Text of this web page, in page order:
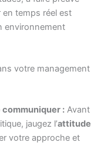
en temps réel est
environnement
votre management
: Avant
jaugez l’attitude
votre approche et